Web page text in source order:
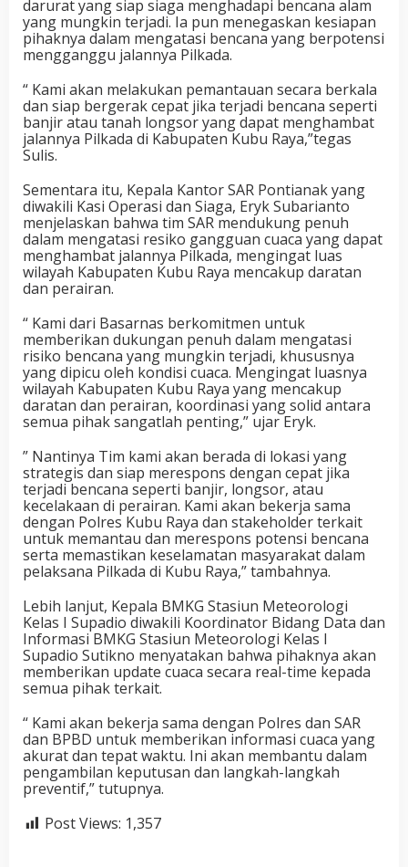
darurat yang siap siaga menghadapi bencana alam
yang mungkin terjadi. Ia pun menegaskan kesiapan
pihaknya dalam mengatasi bencana yang berpotensi
mengganggu jalannya Pilkada.
“ Kami akan melakukan pemantauan secara berkala
dan siap bergerak cepat jika terjadi bencana seperti
banjir atau tanah longsor yang dapat menghambat
jalannya Pilkada di Kabupaten Kubu Raya,”tegas
Sulis.
Sementara itu, Kepala Kantor SAR Pontianak yang
diwakili Kasi Operasi dan Siaga, Eryk Subarianto
menjelaskan bahwa tim SAR mendukung penuh
dalam mengatasi resiko gangguan cuaca yang dapat
menghambat jalannya Pilkada, mengingat luas
wilayah Kabupaten Kubu Raya mencakup daratan
dan perairan.
“ Kami dari Basarnas berkomitmen untuk
memberikan dukungan penuh dalam mengatasi
risiko bencana yang mungkin terjadi, khususnya
yang dipicu oleh kondisi cuaca. Mengingat luasnya
wilayah Kabupaten Kubu Raya yang mencakup
daratan dan perairan, koordinasi yang solid antara
semua pihak sangatlah penting,” ujar Eryk.
” Nantinya Tim kami akan berada di lokasi yang
strategis dan siap merespons dengan cepat jika
terjadi bencana seperti banjir, longsor, atau
kecelakaan di perairan. Kami akan bekerja sama
dengan Polres Kubu Raya dan stakeholder terkait
untuk memantau dan merespons potensi bencana
serta memastikan keselamatan masyarakat dalam
pelaksana Pilkada di Kubu Raya,” tambahnya.
Lebih lanjut, Kepala BMKG Stasiun Meteorologi
Kelas I Supadio diwakili Koordinator Bidang Data dan
Informasi BMKG Stasiun Meteorologi Kelas I
Supadio Sutikno menyatakan bahwa pihaknya akan
memberikan update cuaca secara real-time kepada
semua pihak terkait.
“ Kami akan bekerja sama dengan Polres dan SAR
dan BPBD untuk memberikan informasi cuaca yang
akurat dan tepat waktu. Ini akan membantu dalam
pengambilan keputusan dan langkah-langkah
preventif,” tutupnya.
Post Views: 1,357